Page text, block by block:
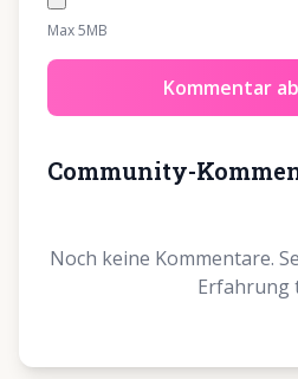
Max 5MB
Kommentar
Community-
Noch keine Kommentare.
Erfahrung